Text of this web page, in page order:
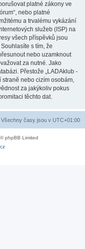
platné zákony ve
nebo platné
a trvalému vykázání
služeb (ISP) na
všech příspěvků jsou
s tím, že
nebo uzamknout
za nutné. Jako
Přestože „LADAklub -
straně nebo cizím osobám,
za jakýkoliv pokus
těchto dat.
Všechny časy jsou v UTC+01:00
phpBB Limited